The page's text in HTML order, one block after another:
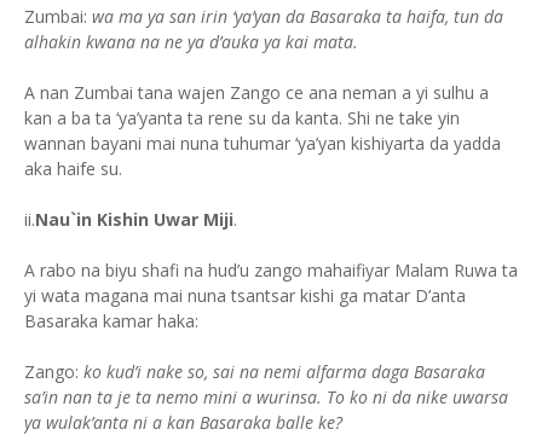
Zumbai: wa ma ya san irin ‘ya’yan da Basaraka ta haifa, tun da
alhakin kwana na ne ya d’auka ya kai mata.
A nan Zumbai tana wajen Zango ce ana neman a yi sulhu a
kan a ba ta ‘ya’yanta ta rene su da kanta. Shi ne take yin
wannan bayani mai nuna tuhumar ‘ya’yan kishiyarta da yadda
aka haife su.
ii.Nau`in Kishin Uwar Miji.
A rabo na biyu shafi na hud’u zango mahaifiyar Malam Ruwa ta
yi wata magana mai nuna tsantsar kishi ga matar D’anta
Basaraka kamar haka:
Zango: ko kud’i nake so, sai na nemi alfarma daga Basaraka
sa’in nan ta je ta nemo mini a wurinsa. To ko ni da nike uwarsa
ya wulak’anta ni a kan Basaraka balle ke?